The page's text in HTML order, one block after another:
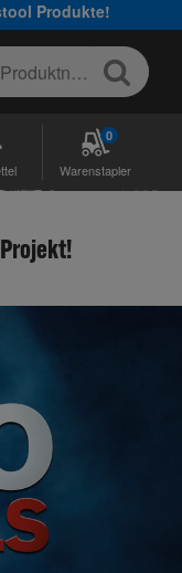
Produkte!
0
Warenstapler